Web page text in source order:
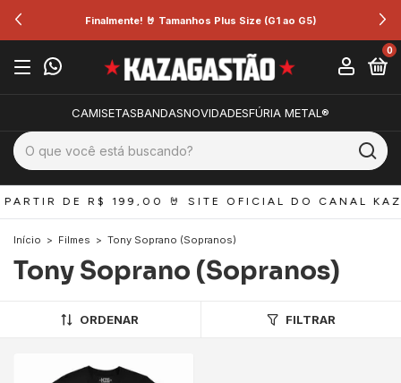
Finalmente! 🤘 Tamanhos Plus Size (G1 ao G5)
0
CAMISETASBANDASNOVIDADESFÚRIA METAL®
DE R$ 199,00 🤘 SITE OFICIAL DO CANAL
Início > Filmes > Tony Soprano (Sopranos)
Tony Soprano (Sopranos)
ORDENAR FILTRAR